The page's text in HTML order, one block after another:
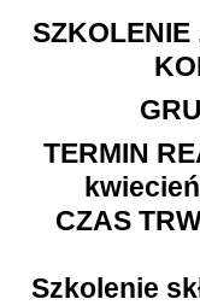
SZKOLENIE
TERMIN
CZAS
Szkolenie